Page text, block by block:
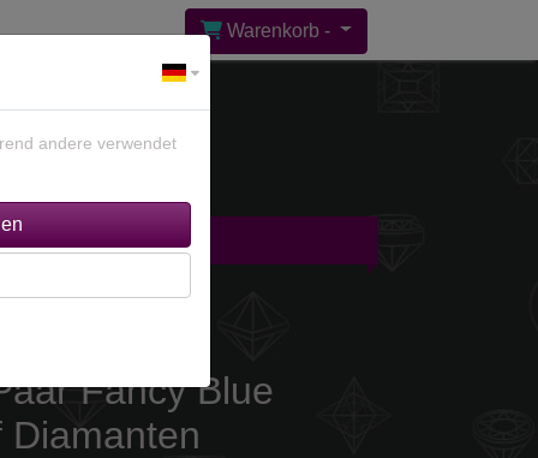
Warenkorb -
Fancy Blue
Diamanten
andere verwendet